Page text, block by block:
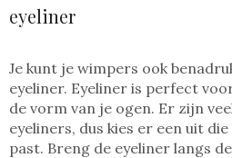
eyeliner
Je kunt je wimpers ook
eyeliner. Eyeliner is perfect
de vorm van je ogen. Er zijn
eyeliners, dus kies er een uit
past. Breng de eyeliner langs